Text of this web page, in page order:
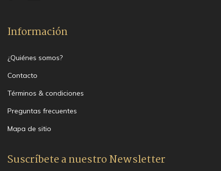
Información
¿Quiénes somos?
Contacto
Términos & condiciones
Preguntas frecuentes
Mapa de sitio
Suscríbete a nuestro Newsletter